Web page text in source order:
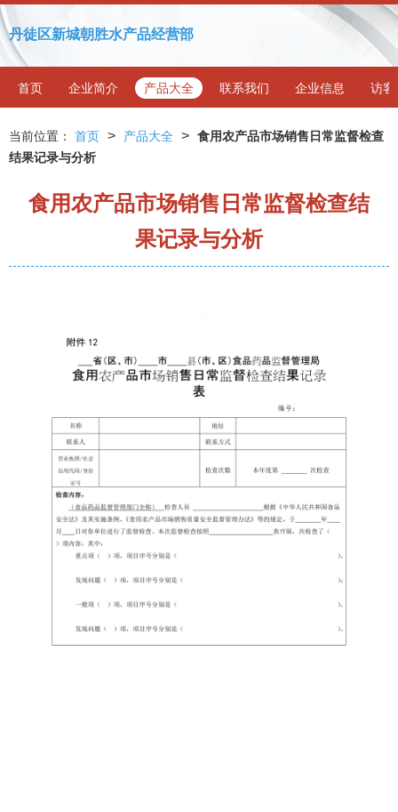
丹徒区新城朝胜水产品经营部
首页 企业简介 产品大全 联系我们 企业信息 访客
当前位置： 首页 > 产品大全 > 食用农产品市场销售日常监督检查
结果记录与分析
食用农产品市场销售日常监督检查结
果记录与分析